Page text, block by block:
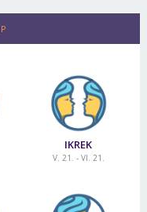
IKREK
V. 21. - VI. 21.